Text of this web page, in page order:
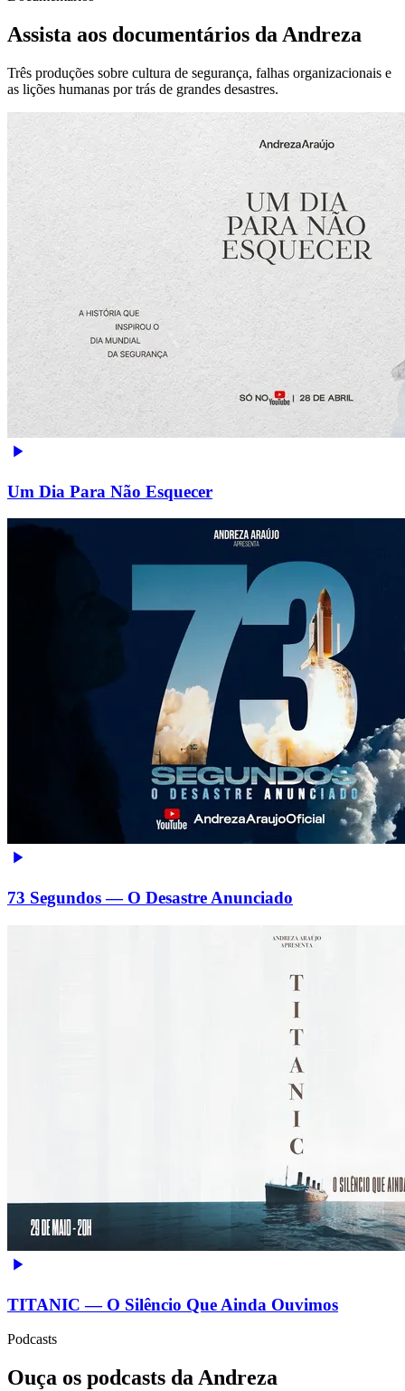
Assista aos documentários da Andreza
Três produções sobre cultura de segurança, falhas organizacionais e
as lições humanas por trás de grandes desastres.
Um Dia Para Não Esquecer
73 Segundos — O Desastre Anunciado
TITANIC — O Silêncio Que Ainda Ouvimos
Podcasts
Ouça os podcasts da Andreza